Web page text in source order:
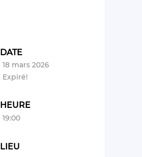
DATE
18 mars 2026
Expiré!
HEURE
19:00
LIEU